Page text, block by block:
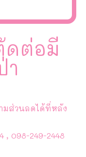
ดต่อมี
า
มส่วนลดได้ที่หลัง
, 098-249-2448